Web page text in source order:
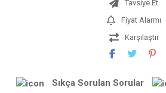
Tavsiye Et
Fiyat Alarmı
Karşılaştır
Sıkça Sorulan Sorular